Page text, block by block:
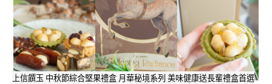
上信饌玉 中秋節綜合堅果禮盒 月華秘境系列 美味健康送長輩禮盒首選